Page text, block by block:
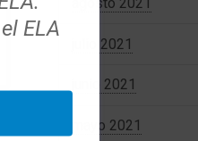
julio 2021
junio 2021
mayo 2021
ELA